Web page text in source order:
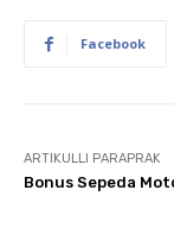
Facebook
ARTIKULLI PARAPRAK
Bonus Sepeda